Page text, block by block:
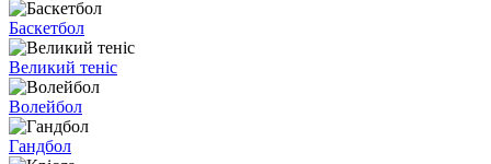
Баскетбол
Великий теніс
Волейбол
Гандбол